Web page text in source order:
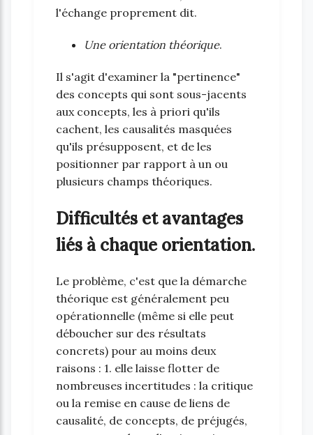
l'échange proprement dit.
Une orientation théorique.
Il s'agit d'examiner la "pertinence"
des concepts qui sont sous-jacents
aux concepts, les à priori qu'ils
cachent, les causalités masquées
qu'ils présupposent, et de les
positionner par rapport à un ou
plusieurs champs théoriques.
Difficultés et avantages
liés à chaque orientation.
Le problème, c'est que la démarche
théorique est généralement peu
opérationnelle (même si elle peut
déboucher sur des résultats
concrets) pour au moins deux
raisons : 1. elle laisse flotter de
nombreuses incertitudes : la critique
ou la remise en cause de liens de
causalité, de concepts, de préjugés,